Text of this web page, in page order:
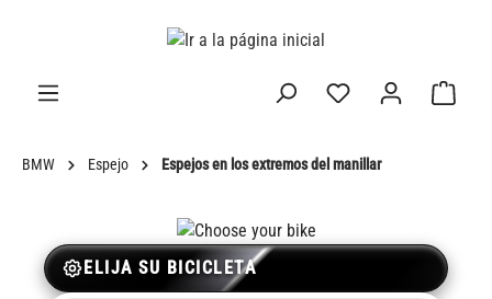
BMW Espejo Espejos en los extremos del manillar
ELIJA SU BICICLETA